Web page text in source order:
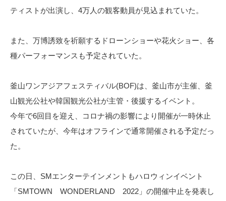
ティストが出演し、4万人の観客動員が見込まれていた。
また、万博誘致を祈願するドローンショーや花火ショー、各
種パーフォーマンスも予定されていた。
釜山ワンアジアフェスティバル(BOF)は、釜山市が主催、釜
山観光公社や韓国観光公社が主管・後援するイベント。
今年で6回目を迎え、コロナ禍の影響により開催が一時休止
されていたが、今年はオフラインで通常開催される予定だっ
た。
この日、SMエンターテインメントもハロウィンイベント
「SMTOWN WONDERLAND 2022」の開催中止を発表し